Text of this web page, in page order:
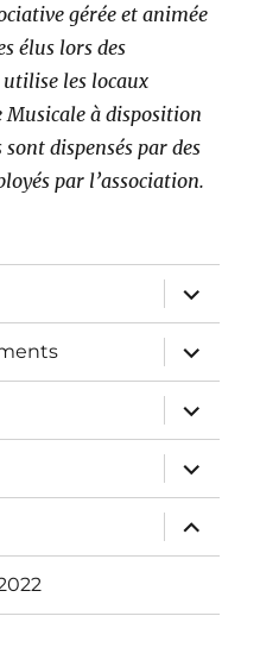
gérée et animée
élus lors des
utilise les locaux
à disposition
dispensés par des
par l’association.
ouvrir
le
sous-
menu
ouvrir
le
sous-
menu
ouvrir
le
sous-
menu
ouvrir
le
sous-
menu
ouvrir
le
sous-